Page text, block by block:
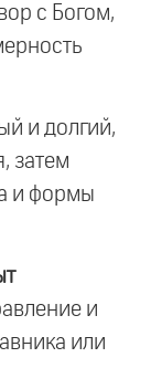
с Богом,
и долгий,
затем
и формы
и
или